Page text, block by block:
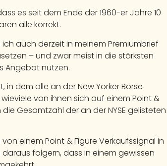
es seit dem Ende der 1960-er Jahre 10
alle korrekt.
auch derzeit in meinem Premiumbrief
– und zwar meist in die stärksten
Angebot nutzen.
in dem alle an der New Yorker Börse
von ihnen sich auf einem Point &
Gesamtzahl der an der NYSE gelisteten
einem Point & Figure Verkaufssignal in
folgern, dass in einem gewissen